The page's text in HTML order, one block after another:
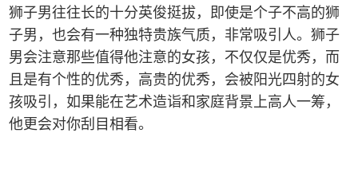
狮子男往往长的十分英俊挺拔，即使是个子不高的狮
子男，也会有一种独特贵族气质，非常吸引人。狮子
男会注意那些值得他注意的女孩，不仅仅是优秀，而
且是有个性的优秀，高贵的优秀，会被阳光四射的女
孩吸引，如果能在艺术造诣和家庭背景上高人一筹，
他更会对你刮目相看。